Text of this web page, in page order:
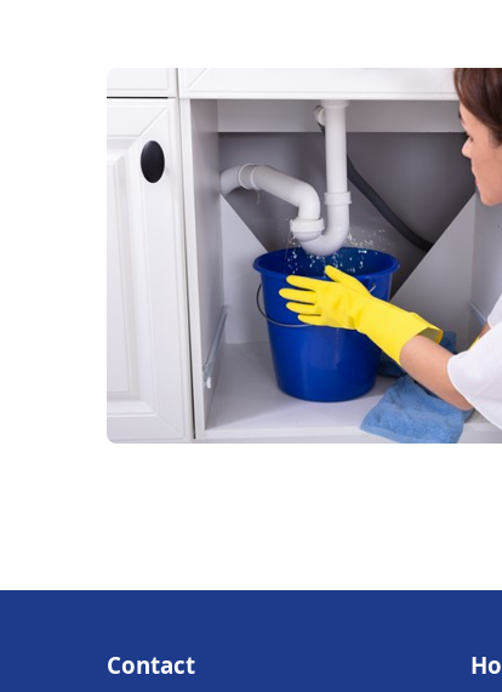
Contact